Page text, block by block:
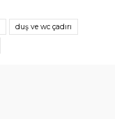
duş ve wc çadırı